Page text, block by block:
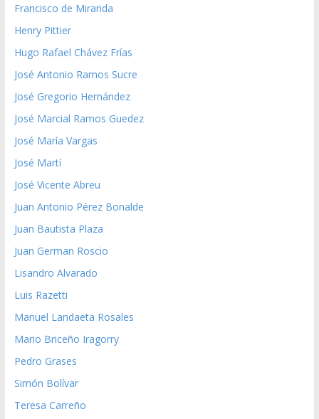
Francisco de Miranda
Henry Pittier
Hugo Rafael Chávez Frías
José Antonio Ramos Sucre
José Gregorio Hernández
José Marcial Ramos Guedez
José María Vargas
José Martí
José Vicente Abreu
Juan Antonio Pérez Bonalde
Juan Bautista Plaza
Juan German Roscio
Lisandro Alvarado
Luis Razetti
Manuel Landaeta Rosales
Mario Briceño Iragorry
Pedro Grases
Simón Bolívar
Teresa Carreño